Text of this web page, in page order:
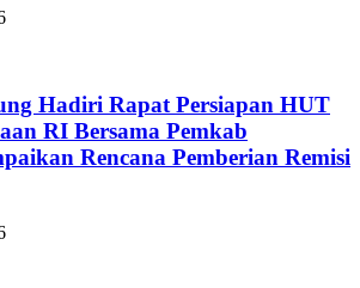
Hadiri Rapat Persiapan HUT
RI Bersama Pemkab
Rencana Pemberian Remisi